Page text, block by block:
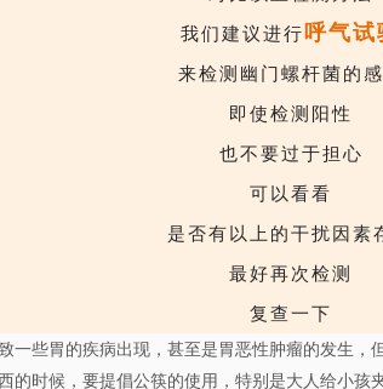
我们建议进行呼气试
来检测幽门螺杆菌的
即使检测阳性
也不要过于担心
可以看看
是否有以上的干扰因素
最好再次检测
复查一下
一些胃的疾病出现，甚至是胃恶性肿瘤的发生
的时候，要提倡公筷的使用，特别是大人给小孩